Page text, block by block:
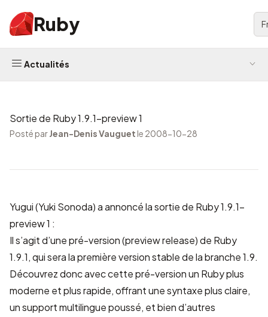
Ruby
Actualités
Sortie de Ruby 1.9.1-preview 1
Posté parJean-Denis Vauguet le 2008-10-28
Yugui (Yuki Sonoda) a annoncé la sortie de Ruby 1.9.1-
preview 1 :
Il s’agit d’une pré-version (preview release) de Ruby
1.9.1, qui sera la première version stable de la branche 1.9.
Découvrez donc avec cette pré-version un Ruby plus
moderne et plus rapide, offrant une syntaxe plus claire,
un support multilingue poussé, et bien d’autres